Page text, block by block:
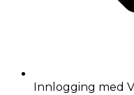
Innlogging med